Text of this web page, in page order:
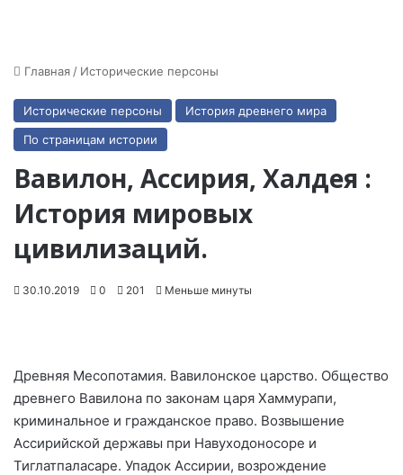
Главная / Исторические персоны
Исторические персоны
История древнего мира
По страницам истории
Вавилон, Ассирия, Халдея :
История мировых
цивилизаций.
30.10.2019 0 201 Меньше минуты
Древняя Месопотамия. Вавилонское царство. Общество
древнего Вавилона по законам царя Хаммурапи,
криминальное и гражданское право. Возвышение
Ассирийской державы при Навуходоносоре и
Тиглатпаласаре. Упадок Ассирии, возрождение